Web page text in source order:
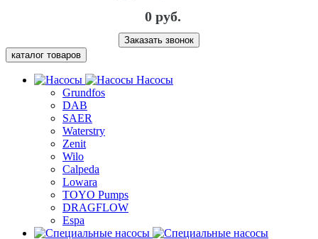
0 руб.
Заказать звонок
каталог товаров
Насосы
Grundfos
DAB
SAER
Waterstry
Zenit
Wilo
Calpeda
Lowara
TOYO Pumps
DRAGFLOW
Espa